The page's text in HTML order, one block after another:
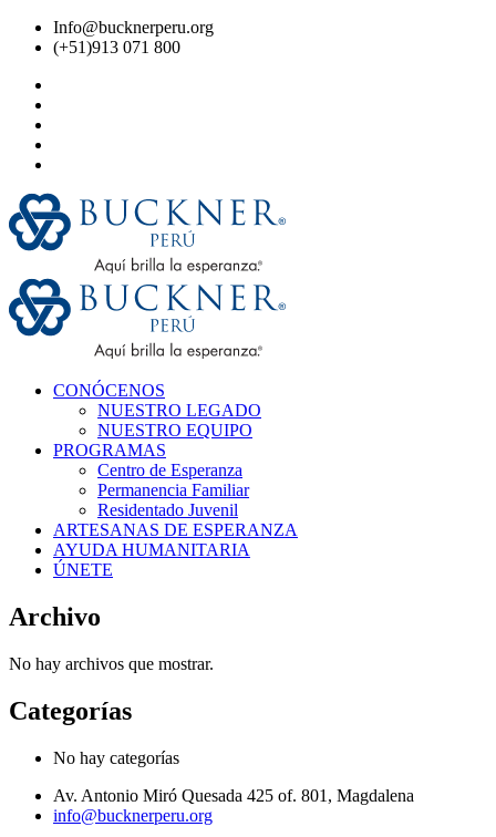
Info@bucknerperu.org
(+51)913 071 800
CONÓCENOS
NUESTRO LEGADO
NUESTRO EQUIPO
PROGRAMAS
Centro de Esperanza
Permanencia Familiar
Residentado Juvenil
ARTESANAS DE ESPERANZA
AYUDA HUMANITARIA
ÚNETE
Archivo
No hay archivos que mostrar.
Categorías
No hay categorías
Av. Antonio Miró Quesada 425 of. 801, Magdalena
info@bucknerperu.org